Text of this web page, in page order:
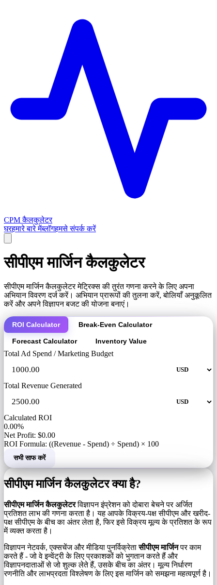
CPM कैलकुलेटर
घरहमारे बारे मेंब्लॉगहमसे संपर्क करें
सीपीएम मार्जिन कैलकुलेटर
सीपीएम मार्जिन कैलकुलेटर मेट्रिक्स की तुरंत गणना करने के लिए अपना
अभियान विवरण दर्ज करें। अभियान प्रारूपों की तुलना करें, बोलियाँ अनुकूलित
करें और अपने विज्ञापन बजट की योजना बनाएं।
ROI Calculator Break-Even Calculator
Forecast Calculator Inventory Value
Total Ad Spend / Marketing Budget
Total Revenue Generated
Calculated ROI
0.00%
Net Profit: $0.00
ROI Formula: ((Revenue - Spend) ÷ Spend) × 100
सभी साफ करें
सीपीएम मार्जिन कैलकुलेटर क्या है?
सीपीएम मार्जिन कैलकुलेटरविज्ञापन इंप्रेशन को दोबारा बेचने पर अर्जित
प्रतिशत लाभ की गणना करता है। यह आपके विक्रय-पक्ष सीपीएम और खरीद-
पक्ष सीपीएम के बीच का अंतर लेता है, फिर इसे विक्रय मूल्य के प्रतिशत के रूप
में व्यक्त करता है।
विज्ञापन नेटवर्क, एक्सचेंज और मीडिया पुनर्विक्रेतासीपीएम मार्जिनपर काम
करते हैं - जो वे इन्वेंट्री के लिए प्रकाशकों को भुगतान करते हैं और
विज्ञापनदाताओं से जो शुल्क लेते हैं, उसके बीच का अंतर। मूल्य निर्धारण
रणनीति और लाभप्रदता विश्लेषण के लिए इस मार्जिन को समझना महत्वपूर्ण है।